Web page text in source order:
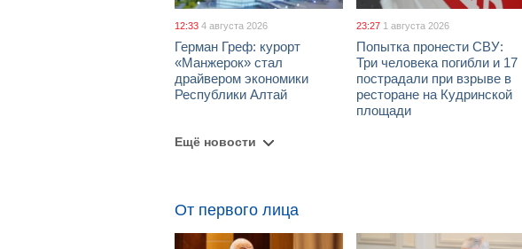
12:33 4 августа 2026
Герман Греф: курорт
«Манжерок» стал
драйвером экономики
Республики Алтай
23:27 1 августа 2026
Попытка пронести СВУ:
Три человека погибли и 17
пострадали при взрыве в
ресторане на Кудринской
площади
Ещё новости
От первого лица